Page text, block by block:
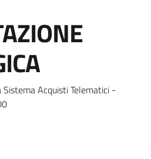
Acquisti Telematici -